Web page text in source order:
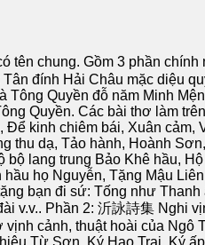
tên chung. Gồm 3 phần
đính Hải Châu mặc diệu
Tông Quyền đỗ năm Minh
Quyền. Các bài thơ làm
Để kinh chiêm bái, Xuân
thu dạ, Tảo hành, Hoành
bộ lang trung Bảo Khê hầu,
hầu họ Nguyễn, Tặng Mậu
bạn đi sứ: Tống như
v.v.. Phần 2: 沂詠詩集 Nghi
vịnh cảnh, thuật hoài của Ngô
Từ Sơn, Ký Hạo Trai, Ký